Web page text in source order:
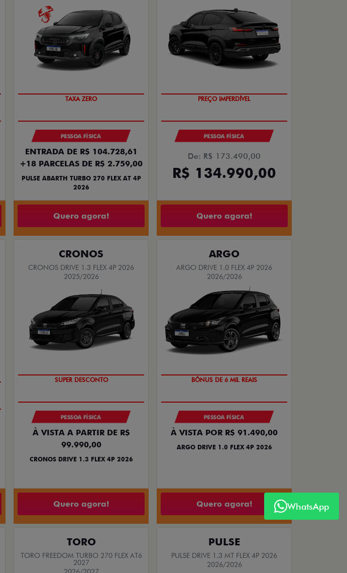
SAIA DE FIAT 0KM
PESSOA FÍSICA
ENTRADA DE R$ 104.728,61
+18 PARCELAS DE R$ 2.759,00
PULSE ABARTH TURBO 270 FLEX AT 4P
2026
Quero agora!
OPORTUNIDADE
PESSOA FÍSICA
De: R$ 173.490,00
R$ 134.990,00
Quero agora!
CRONOS
CRONOS DRIVE 1.3 FLEX 4P 2026
2025/2026
BÔNUS DE ATÉ R$ 14 MIL
PESSOA FÍSICA
À VISTA A PARTIR DE R$
99.990,00
CRONOS DRIVE 1.3 FLEX 4P 2026
Quero agora!
ARGO
ARGO DRIVE 1.0 FLEX 4P 2026
2026/2026
TAXA ZERO
PESSOA FÍSICA
À VISTA POR R$ 91.490,00
ARGO DRIVE 1.0 FLEX 4P 2026
Quero agora!
TORO
TORO FREEDOM TURBO 270 FLEX AT6
2027
PULSE
PULSE DRIVE 1.3 MT FLEX 4P 2026
2026/2026
WhatsApp